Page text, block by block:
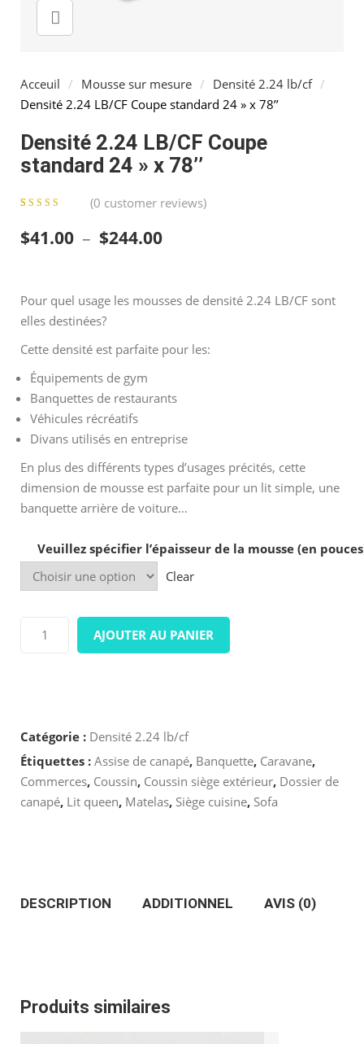
Acceuil / Mousse sur mesure / Densité 2.24 lb/cf /
Densité 2.24 LB/CF Coupe standard 24 » x 78’’
Densité 2.24 LB/CF Coupe
standard 24 » x 78’’
based on
(0 customer reviews)
$41.00 – $244.00Plage de prix : $41.00 à
Pour quel usage les mousses de densité 2.24 LB/CF sont
elles destinées?
Cette densité est parfaite pour les:
Équipements de gym
Banquettes de restaurants
Véhicules récréatifs
Divans utilisés en entreprise
En plus des différents types d’usages précités, cette
dimension de mousse est parfaite pour un lit simple, une
banquette arrière de voiture…
Veuillez spécifier l’épaisseur de la mousse (en
Clear
quantité
2.24
LB/CF
AJOUTER AU PANIER
Catégorie : Densité 2.24 lb/cf
Étiquettes : Assise de canapé, Banquette, Caravane,
Commerces, Coussin, Coussin siège extérieur, Dossier de
canapé, Lit queen, Matelas, Siège cuisine, Sofa
DESCRIPTION ADDITIONNEL AVIS (0)
Produits similaires